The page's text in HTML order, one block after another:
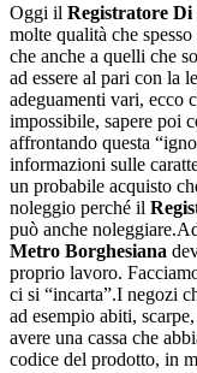
Oggi il Registratore Di
molte qualità che
che anche a quelli che
ad essere al pari con la
adeguamenti vari, ecco
impossibile, sapere poi
affrontando questa
informazioni sulle
un probabile acquisto
noleggio perché il
può anche
Metro Borghesiana
proprio lavoro.
ci si “incarta”.I negozi
ad esempio abiti,
avere una cassa che
codice del prodotto, in